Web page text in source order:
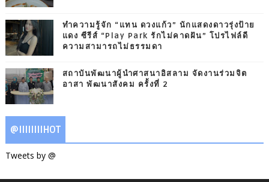
ทำความรู้จัก “แทน ดวงแก้ว” นักแสดงดาวรุ่งป้าย
แดง ซีรีส์ “Play Park รักไม่คาดฝัน” โปรไฟล์ดี
ความสามารถไม่ธรรมดา
สถาบันพัฒนาผู้นำศาสนาอิสลาม จัดงานร่วมจิต
อาสา พัฒนาสังคม ครั้งที่ 2
@IIIIIIIIHOT
Tweets by @